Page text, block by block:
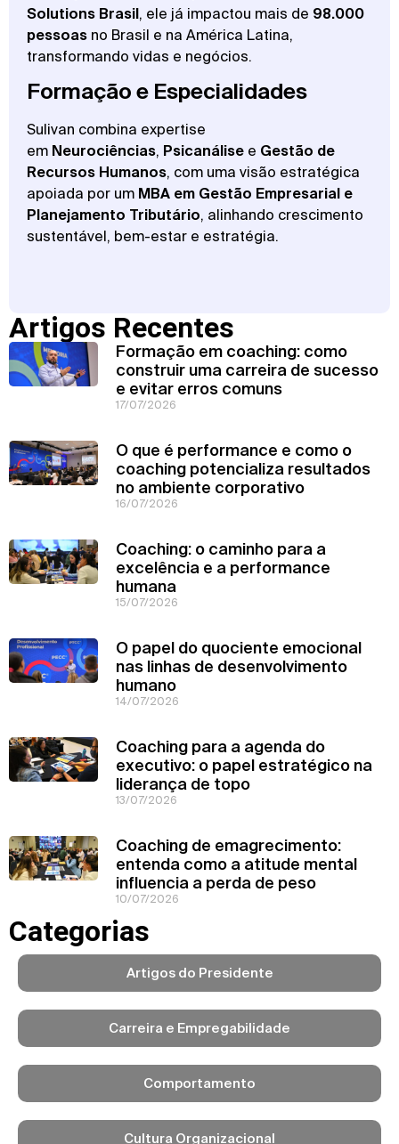
Solutions Brasil, ele já impactou mais de 98.000
pessoas no Brasil e na América Latina,
transformando vidas e negócios.
Formação e Especialidades
Sulivan combina expertise
em Neurociências, Psicanálise e Gestão de
Recursos Humanos, com uma visão estratégica
apoiada por um MBA em Gestão Empresarial e
Planejamento Tributário, alinhando crescimento
sustentável, bem-estar e estratégia.
Artigos Recentes
Formação em coaching: como
construir uma carreira de sucesso
e evitar erros comuns
17/07/2026
O que é performance e como o
coaching potencializa resultados
no ambiente corporativo
16/07/2026
Coaching: o caminho para a
excelência e a performance
humana
15/07/2026
O papel do quociente emocional
nas linhas de desenvolvimento
humano
14/07/2026
Coaching para a agenda do
executivo: o papel estratégico na
liderança de topo
13/07/2026
Coaching de emagrecimento:
entenda como a atitude mental
influencia a perda de peso
10/07/2026
Categorias
Artigos do Presidente
Carreira e Empregabilidade
Comportamento
Cultura Organizacional